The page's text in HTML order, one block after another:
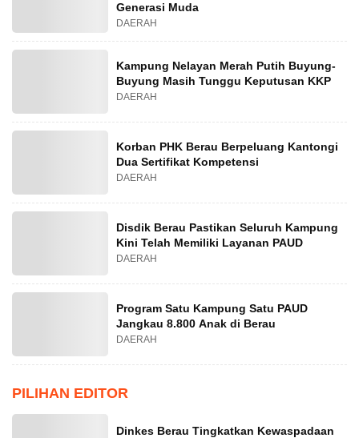
Generasi Muda
DAERAH
Kampung Nelayan Merah Putih Buyung-
Buyung Masih Tunggu Keputusan KKP
DAERAH
Korban PHK Berau Berpeluang Kantongi
Dua Sertifikat Kompetensi
DAERAH
Disdik Berau Pastikan Seluruh Kampung
Kini Telah Memiliki Layanan PAUD
DAERAH
Program Satu Kampung Satu PAUD
Jangkau 8.800 Anak di Berau
DAERAH
PILIHAN EDITOR
Dinkes Berau Tingkatkan Kewaspadaan